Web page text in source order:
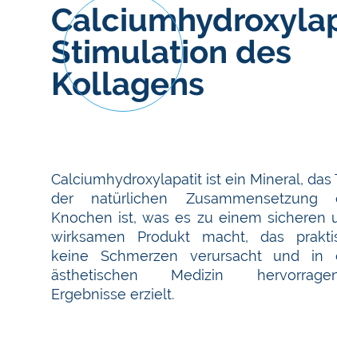
Stimulation des
Kollagens
Calciumhydroxylapatit ist ein Mineral, das
der natürlichen Zusammensetzung
Knochen ist, was es zu einem sicheren
wirksamen Produkt macht, das
keine Schmerzen verursacht und in
ästhetischen Medizin
Ergebnisse erzielt.